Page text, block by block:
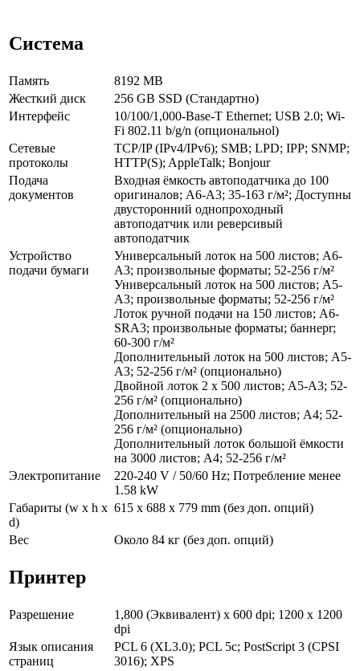
Система
Память
8192 MB
Жесткий диск
256 GB SSD (Стандартно)
Интерфейс
10/100/1,000-Base-T Ethernet; USB 2.0; Wi-
Fi 802.11 b/g/n (опциональноl)
Сетевые
протоколы
TCP/IP (IPv4/IPv6); SMB; LPD; IPP; SNMP;
HTTP(S); AppleTalk; Bonjour
Подача
документов
Входная ёмкость автоподатчика до 100
оригиналов; A6-A3; 35-163 г/м²; Доступны
двусторонний однопроходный
автоподатчик или реверсивый
автоподатчик
Устройство
подачи бумаги
Универсальный лоток на 500 листов; A6-
A3; произвольные форматы; 52-256 г/м²
Универсальный лоток на 500 листов; A5-
A3; произвольные форматы; 52-256 г/м²
Лоток ручной подачи на 150 листов; A6-
SRA3; произвольные форматы; баннерr;
60-300 г/м²
Дополнительный лоток на 500 листов; A5-
A3; 52-256 г/м² (опционально)
Двойной лоток 2 x 500 листов; A5-A3; 52-
256 г/м² (опционально)
Дополнительный на 2500 листов; A4; 52-
256 г/м² (опционально)
Дополнительный лоток большой ёмкости
на 3000 листов; A4; 52-256 г/м²
Электропитание
220-240 V / 50/60 Hz; Потребление менее
1.58 kW
Габариты (w x h x
d)
615 x 688 x 779 mm (без доп. опций)
Вес Около 84 кг (без доп. опций)
Принтер
Разрешение
1,800 (Эквивалент) x 600 dpi; 1200 x 1200
dpi
Язык описания
страниц
PCL 6 (XL3.0); PCL 5c; PostScript 3 (CPSI
3016); XPS